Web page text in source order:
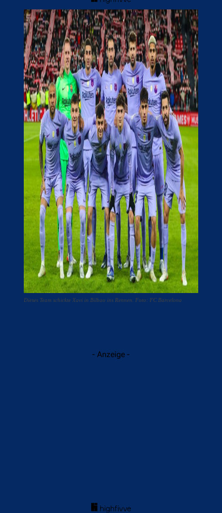
Dieses Team schickte Xavi in Bilbao ins Rennen. Foto: FC Barcelona
- Anzeige -